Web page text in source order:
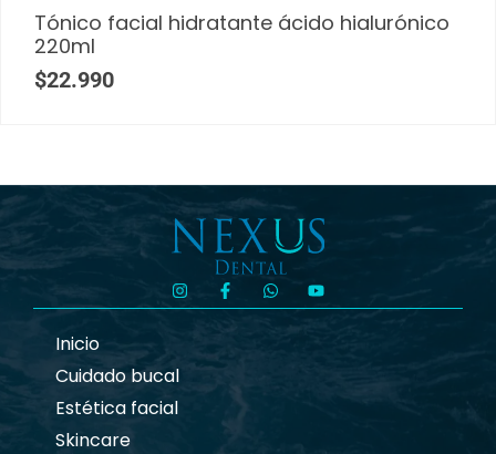
Tónico facial hidratante ácido hialurónico
220ml
$22.990
Inicio
Cuidado bucal
Estética facial
Skincare